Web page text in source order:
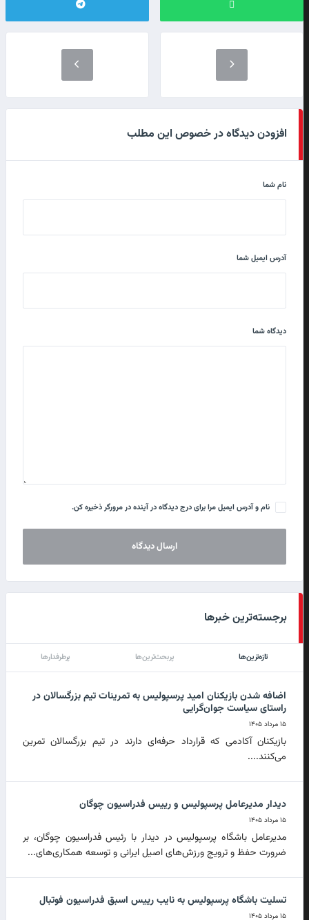
افزودن دیدگاه در خصوص این مطلب
نام شما
آدرس ایمیل شما
دیدگاه شما
نام و آدرس ایمیل مرا برای درج دیدگاه در آینده در مرورگر ذخیره کن.
برجسته‌ترین خبرها
تازه‌ترین‌ها پربحث‌ترین‌ها پرطرفدارها
اضافه شدن بازیکنان امید پرسپولیس به تمرینات تیم بزرگسالان در
راستای سیاست جوان‌گرایی
۱۵ مرداد ۱۴۰۵
بازیکنان آکادمی که قرارداد حرفه‌ای دارند در تیم بزرگسالان تمرین
می‌کنند....
دیدار مدیرعامل پرسپولیس و رییس فدراسیون چوگان
۱۵ مرداد ۱۴۰۵
مدیرعامل باشگاه پرسپولیس در دیدار با رئیس فدراسیون چوگان، بر
ضرورت حفظ و ترویج ورزش‌های اصیل ایرانی و توسعه همکاری‌های...
تسلیت باشگاه پرسپولیس به نایب رییس اسبق فدراسیون فوتبال
۱۵ مرداد ۱۴۰۵